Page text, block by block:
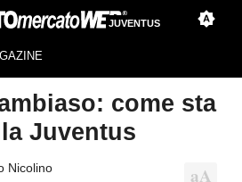
JUVENTUS
come sta
Juventus
Nicolino